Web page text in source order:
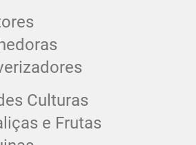
Culturas
e Frutas